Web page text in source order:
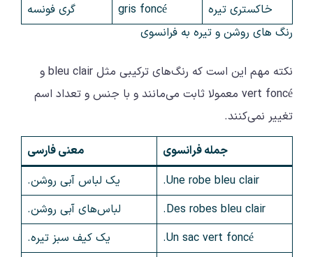
خاکستری تیره
gris foncé
گری فونسه
رنگ‌ های روشن و تیره به فرانسوی
نکته مهم این است که رنگ‌های ترکیبی مثل bleu clair و
vert foncé معمولا ثابت می‌مانند و با جنس و تعداد اسم
تغییر نمی‌کنند.
جمله فرانسوی
معنی فارسی
Une robe bleu clair.
یک لباس آبی روشن.
Des robes bleu clair.
لباس‌های آبی روشن.
Un sac vert foncé.
یک کیف سبز تیره.